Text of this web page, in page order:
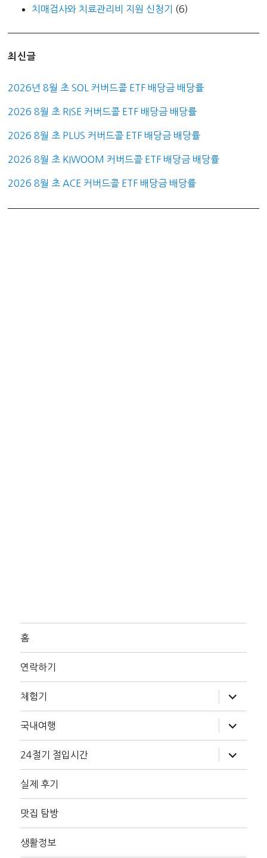
치매검사와 치료관리비 지원 신청기
(6)
최신글
2026년 8월 초 SOL 커버드콜 ETF 배당금 배당률
2026 8월 초 RISE 커버드콜 ETF 배당금 배당률
2026 8월 초 PLUS 커버드콜 ETF 배당금 배당률
2026 8월 초 KIWOOM 커버드콜 ETF 배당금 배당률
2026 8월 초 ACE 커버드콜 ETF 배당금 배당률
홈
연락하기
체험기
위
메
확
장
국내여행
위
메
확
장
24절기 절입시간
위
메
장
실제 후기
맛집 탐방
생활정보